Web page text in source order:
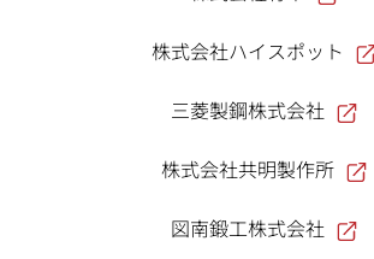
株式会社ハイスポット
三菱製鋼株式会社
株式会社共明製作所
図南鍛工株式会社